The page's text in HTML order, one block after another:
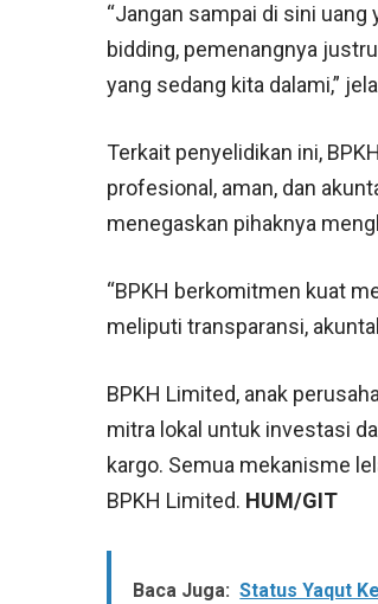
“Jangan sampai di sini uang
bidding, pemenangnya
yang sedang kita dalami,”
Terkait penyelidikan ini,
profesional, aman, dan
menegaskan pihaknya
“BPKH berkomitmen kuat
meliputi transparansi,
BPKH Limited, anak
mitra lokal untuk investasi
kargo. Semua mekanisme
BPKH Limited. HUM/GIT
Baca Juga: Status Yaqut